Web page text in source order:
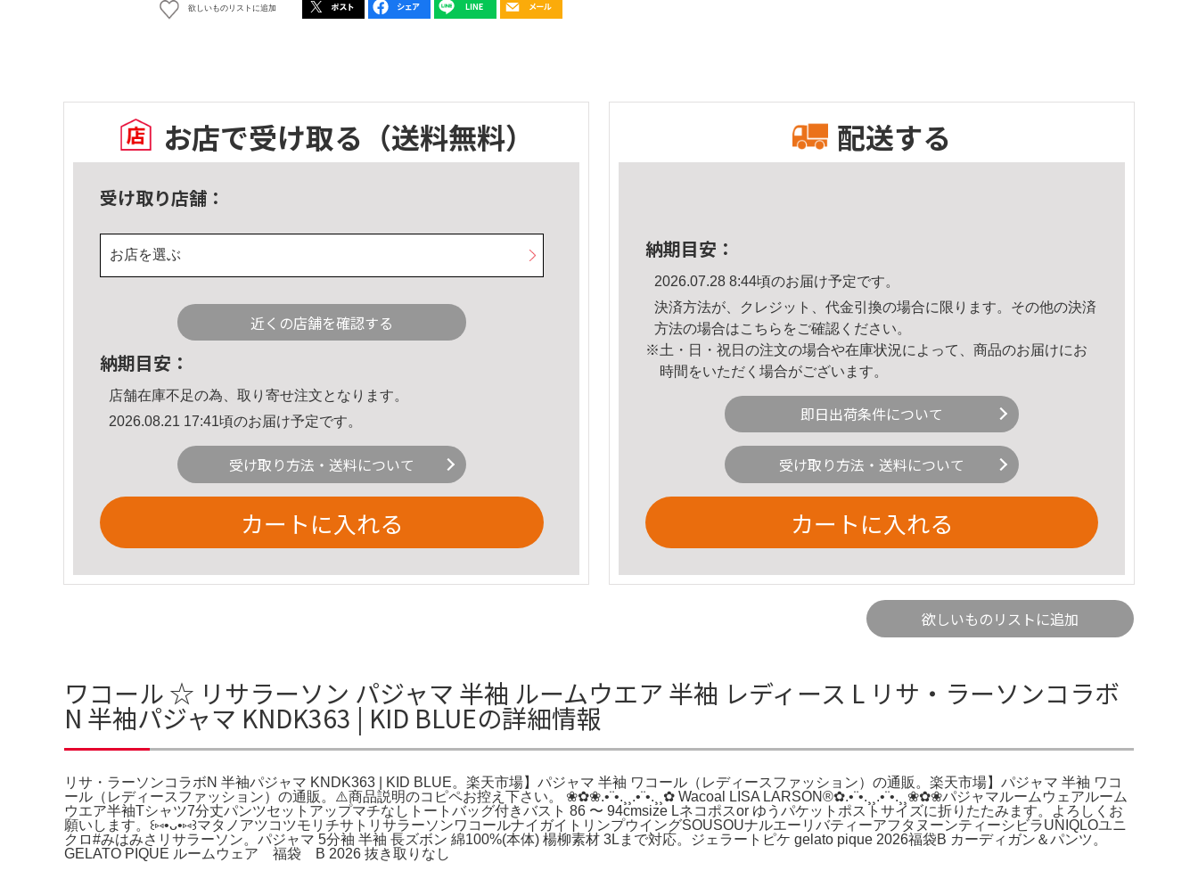
欲しいものリストに追加
お店で受け取る （送料無料）
受け取り店舗：
お店を選ぶ
近くの店舗を確認する
納期目安：
店舗在庫不足の為、取り寄せ注文となります。
2026.08.21 17:41頃のお届け予定です。
受け取り方法・送料について
カートに入れる
配送する
納期目安：
2026.07.28 8:44頃のお届け予定です。
決済方法が、クレジット、代金引換の場合に限ります。その他の決済
方法の場合はこちら をご確認ください。
※土・日・祝日の注文の場合や在庫状況によって、商品のお届けにお
時間をいただく場合がございます。
即日出荷条件について
受け取り方法・送料について
カートに入れる
欲しいものリストに追加
ワコール ☆ リサラーソン パジャマ 半袖 ルームウエア 半袖 レディース L リサ・ラーソンコラボ
N 半袖パジャマ KNDK363 | KID BLUEの詳細情報
リサ・ラーソンコラボN 半袖パジャマ KNDK363 | KID BLUE。楽天市場】パジャマ 半袖 ワコール（レディースファッション）の通販。楽天市場】パジャマ 半袖 ワコ
ール（レディースファッション）の通販。⚠️商品説明のコピペお控え下さい。 ❀✿❀.•¨•.¸¸.•¨•.¸¸✿ Wacoal LISA LARSON®✿.•¨•.¸¸.•¨•.¸¸❀✿❀パジャマルームウェアルーム
ウエア半袖Tシャツ7分丈パンツセットアップマチなしトートバッグ付きバスト 86 〜 94cmsize Lネコポスor ゆうパケットポストサイズに折りたたみます。よろしくお
願いします。꒰⑅•ᴗ•⑅꒱マタノアツコツモリチサトリサラーソンワコールナイガイトリンプウイングSOUSOUナルエーリバティーアフタヌーンティーシビラUNIQLOユニ
クロ#みはみさリサラーソン。パジャマ 5分袖 半袖 長ズボン 綿100%(本体) 楊柳素材 3Lまで対応。ジェラートピケ gelato pique 2026福袋B カーディガン＆パンツ。
GELATO PIQUE ルームウェア 福袋 B 2026 抜き取りなし